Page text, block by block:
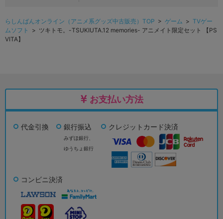
らしんばんオンライン（アニメ系グッズ中古販売）TOP > ゲーム > TVゲー
ムソフト
> ツキトモ。-TSUKIUTA.12 memories- アニメイト限定セット 【PS
VITA】
お支払い方法
代金引換 銀行振込
みずほ銀行、
ゆうちょ銀行
クレジットカード決済
コンビニ決済